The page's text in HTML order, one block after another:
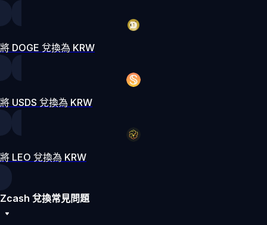
將 DOGE 兌換為 KRW
將 USDS 兌換為 KRW
將 LEO 兌換為 KRW
Zcash 兌換常見問題